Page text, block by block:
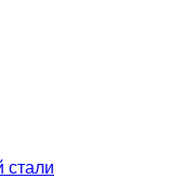
стали